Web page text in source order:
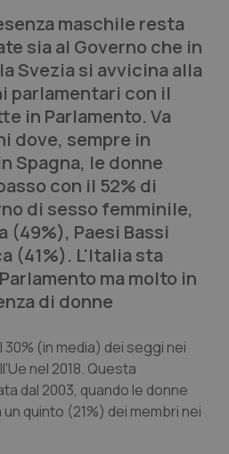
maschile resta
sia al Governo che in
Svezia si avvicina alla
parlamentari con il
in Parlamento. Va
dove, sempre in
Spagna, le donne
con il 52% di
di sesso femminile,
(49%), Paesi Bassi
(41%). L'Italia sta
ma molto in
di donne
(in media) dei seggi nei
nel 2018. Questa
dal 2003, quando le donne
quinto (21%) dei membri nei